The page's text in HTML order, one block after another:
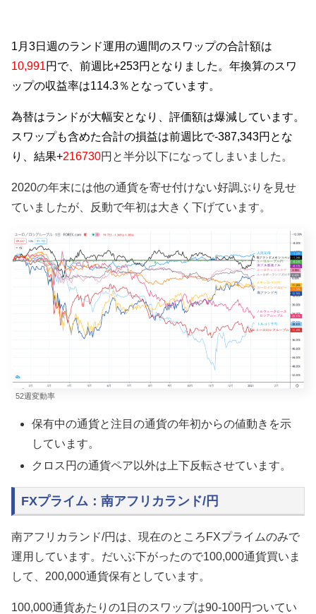
1月3日週のランド運用の週間のスワップの合計額は
10,991円で、前週比+253円となりました。年換算のスワ
ップの収益率は114.3％となっています。
為替はランドが大幅安となり
、評価額は爆減しています。
スワップも含めた合計の損益は前週比で-387,343円とな
り、結果+216730円と半分以下になってしまいました。
2020の年末には他の通貨を寄せ付けない好調ぶりを見せ
ていましたが、反動で年初は大きく下げています。
52週変動率
保有中の通貨と注目の通貨の年初からの値動きを示
しています。
クロス円の通貨ペア以外は上下反転させています。
FXプライム：南アフリカランド/円
南アフリカランド/円 は、現在のところFXプライムのみで
運用しています。だいぶ下がったので100,000通貨買いま
して、200,000通貨保有としています。
100,000通貨あたりの1日のスワップは90-100円ついてい